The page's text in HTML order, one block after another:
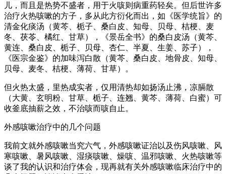
儿，而且是热势不盛者，用于火咳则病重药轻矣。但后世许多
治疗火热咳嗽的方子，多从此方衍化而出，如《医学统旨》的
清金化痰汤（黄芩、栀子、桑白皮、知母、贝母、桔梗、麦
冬、茯苓、橘红、甘草），《景岳全书》的桑白皮汤（黄芩、
黄连、桑白皮、栀子、贝母、杏仁、半夏、生姜、苏子），
《医宗金鉴》的加味泻白散（黄芩、桑白皮、地骨皮、知母、
贝母、麦冬、桔梗、薄荷、甘草）。
但火热太盛，里热成实者，仅用清热却如扬汤止沸，凉膈散
（大黄、玄明粉、甘草、栀子、连翘、黄芩、薄荷、白蜜）可
收釜底抽薪之效，不治咳而咳自止。
外感咳嗽治疗中的几个问题
我前文就外感咳嗽当究六气，外感咳嗽证治以及伤风咳嗽、风
寒咳嗽、暑风咳嗽、湿痰咳嗽、燥咳、温邪咳嗽、火热咳嗽等
谈了我的认识和治疗体会，现再就有关外感咳嗽临床治疗中的